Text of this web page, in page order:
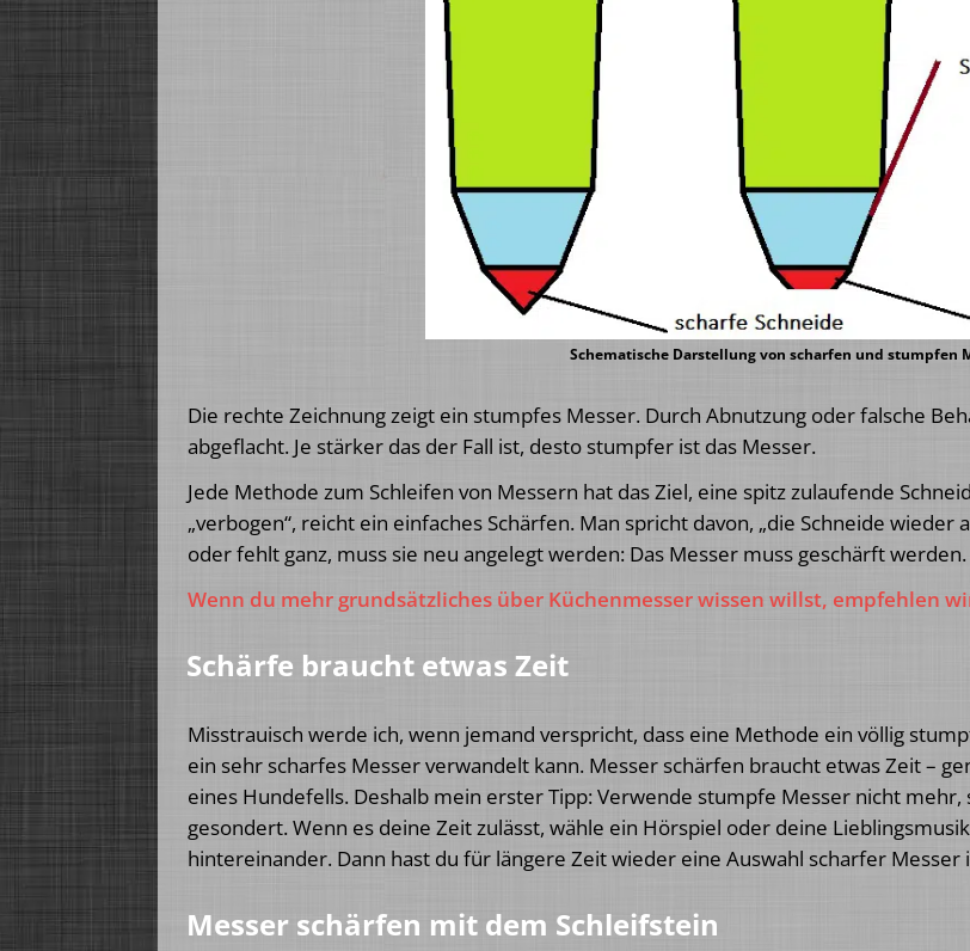
Schematische Darstellung von scharfen und stumpfen
Die rechte Zeichnung zeigt ein stumpfes Messer. Durch Abnutzung oder falsche
abgeflacht. Je stärker das der Fall ist, desto stumpfer ist das Messer.
Jede Methode zum Schleifen von Messern hat das Ziel, eine spitz zulaufende
„verbogen“, reicht ein einfaches Schärfen. Man spricht davon, „die Schneide
oder fehlt ganz, muss sie neu angelegt werden: Das Messer muss geschärft werden.
Wenn du mehr grundsätzliches über Küchenmesser wissen willst, empfehlen
Schärfe braucht etwas Zeit
Misstrauisch werde ich, wenn jemand verspricht, dass eine Methode ein völlig
ein sehr scharfes Messer verwandelt kann. Messer schärfen braucht etwas Zeit –
eines Hundefells. Deshalb mein erster Tipp: Verwende stumpfe Messer nicht
gesondert. Wenn es deine Zeit zulässt, wähle ein Hörspiel oder deine
hintereinander. Dann hast du für längere Zeit wieder eine Auswahl scharfer Messer
Messer schärfen mit dem Schleifstein